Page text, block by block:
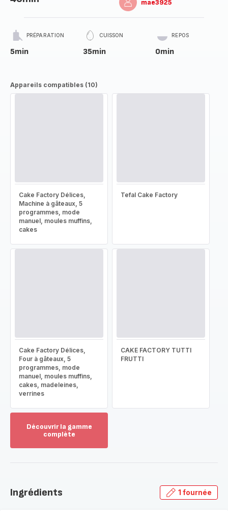
mae3925
PRÉPARATION
5min
CUISSON
35min
REPOS
0min
Appareils compatibles (10)
Cake Factory Délices,
Machine à gâteaux, 5
programmes, mode
manuel, moules muffins,
cakes
Tefal Cake Factory
Cake Factory Délices,
Four à gâteaux, 5
programmes, mode
manuel, moules muffins,
cakes, madeleines,
verrines
CAKE FACTORY TUTTI
FRUTTI
Découvrir la gamme
complète
gamme
Ingrédients 1 fournée